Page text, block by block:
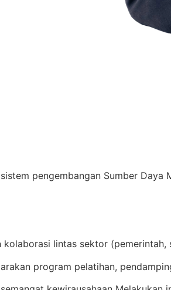
pengembangan Sumber
kolaborasi lintas sektor
program pelatihan,